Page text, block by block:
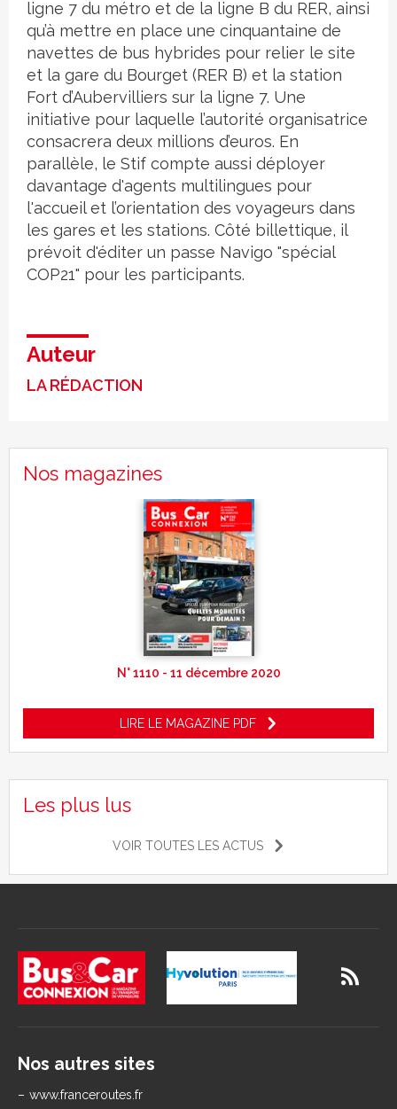
ligne 7 du métro et de la ligne B du RER, ainsi
qu’à mettre en place une cinquantaine de
navettes de bus hybrides pour relier le site
et la gare du Bourget (RER B) et la station
Fort d’Aubervilliers sur la ligne 7. Une
initiative pour laquelle l’autorité organisatrice
consacrera deux millions d’euros. En
parallèle, le Stif compte aussi déployer
davantage d'agents multilingues pour
l'accueil et l’orientation des voyageurs dans
les gares et les stations. Côté billettique, il
prévoit d'éditer un passe Navigo "spécial
COP21" pour les participants.
Auteur
LA RÉDACTION
Nos magazines
N° 1110 - 11 décembre 2020
LIRE LE MAGAZINE PDF
Les plus lus
VOIR TOUTES LES ACTUS
Nos autres sites
www.franceroutes.fr